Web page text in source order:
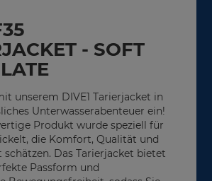
- SOFT
unserem DIVE1 Tarierjacket in
Unterwasserabenteuer ein!
Produkt wurde speziell für
die Komfort, Qualität und
Das Tarierjacket bietet
Passform und